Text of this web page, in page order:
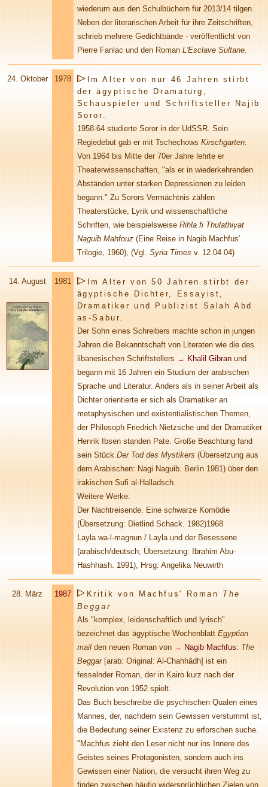
wiederum aus den Schulbüchern für 2013/14 tilgen.
Neben der literarischen Arbeit für ihre Zeitschriften,
schrieb mehrere Gedichtbände - veröffentlicht von
Pierre Fanlac und den Roman L'Esclave Sultane.
24. Oktober 1978
Im Alter von nur 46 Jahren stirbt
der ägyptische Dramaturg,
Schauspieler und Schriftsteller Najib
Soror.
1958-64 studierte Soror in der UdSSR. Sein
Regiedebut gab er mit Tschechows Kirschgarten.
Von 1964 bis Mitte der 70er Jahre lehrte er
Theaterwissenschaften, "als er in wiederkehrenden
Abständen unter starken Depressionen zu leiden
begann." Zu Sorors Vermächtnis zählen
Theaterstücke, Lyrik und wissenschaftliche
Schriften, wie beispielsweise Rihla fi Thulathiyat
Naguib Mahfouz(Eine Reise in Nagib Machfus'
Trilogie, 1960), (Vgl. Syria Timesv. 12.04.04)
14. August 1981
Im Alter von 50 Jahren stirbt der
ägyptische Dichter, Essayist,
Dramatiker und Publizist Salah Abd
as-Sabur.
Der Sohn eines Schreibers machte schon in jungen
Jahren die Bekanntschaft von Literaten wie die des
libanesischen Schriftstellers → Khalil Gibranund
begann mit 16 Jahren ein Studium der arabischen
Sprache und Literatur. Anders als in seiner Arbeit als
Dichter orientierte er sich als Dramatiker an
metaphysischen und existentialistischen Themen,
der Philosoph Friedrich Nietzsche und der Dramatiker
Henrik Ibsen standen Pate. Große Beachtung fand
sein Stück Der Tod des Mystikers (Übersetzung aus
dem Arabischen: Nagi Naguib. Berlin 1981) über den
irakischen Sufi al-Halladsch.
Weitere Werke:
Der Nachtreisende. Eine schwarze Komödie
(Übersetzung: Dietlind Schack. 1982)1968
Layla wa-l-magnun / Layla und der Besessene.
(arabisch/deutsch; Übersetzung: Ibrahim Abu-
Hashhash. 1991), Hrsg: Angelika Neuwirth
28. März 1987 Kritik von Machfus' Roman The
Beggar
Als "komplex, leidenschaftlich und lyrisch"
bezeichnet das ägyptische Wochenblatt Egyptian
mailden neuen Roman von → Nagib Machfus: The
Beggar[arab: Original: Al-Chahhâdh] ist ein
fesselnder Roman, der in Kairo kurz nach der
Revolution von 1952 spielt.
Das Buch beschreibe die psychischen Qualen eines
Mannes, der, nachdem sein Gewissen verstummt ist,
die Bedeutung seiner Existenz zu erforschen suche.
"Machfus zieht den Leser nicht nur ins Innere des
Geistes seines Protagonisten, sondern auch ins
Gewissen einer Nation, die versucht ihren Weg zu
finden zwischen häufig widersprüchlichen Zielen von